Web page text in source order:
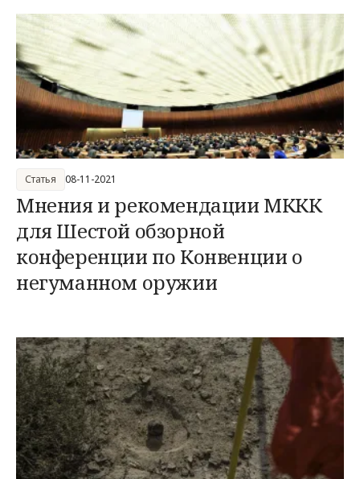
Мнения и рекомендации МККК
для Шестой обзорной
конференции по Конвенции о
негуманном оружии
Статья 08-11-2021